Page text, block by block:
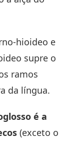
hioideo e
supre o
ramos
da língua.
é a
(exceto o